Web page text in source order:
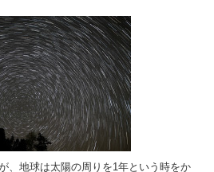
、地球は太陽の周りを1年という時をか